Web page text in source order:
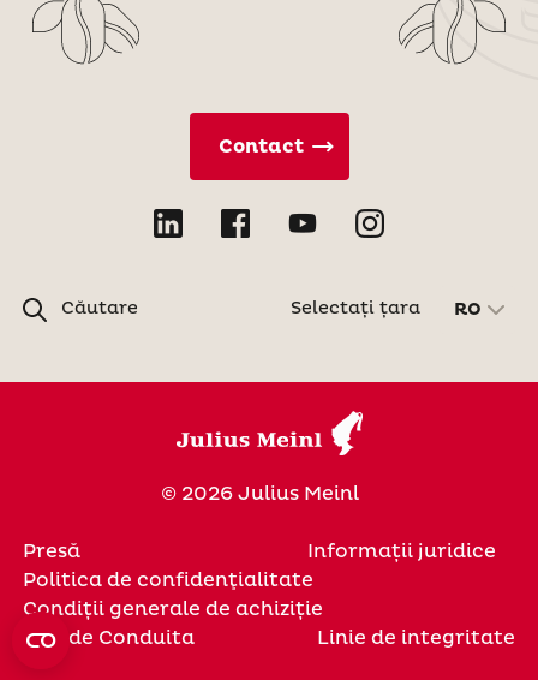
Căutare
Contact
Selectați țara RO
© 2026 Julius Meinl
Presă
Informații juridice
Politica de confidenţialitate
Condiții generale de achiziție
Cod de Conduita
Linie de integritate